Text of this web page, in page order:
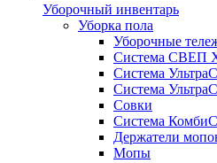
Уборочный инвентарь
Уборка пола
Уборочные
Система СВЕП
Система
Система
Совки
Система
Держатели
Мопы